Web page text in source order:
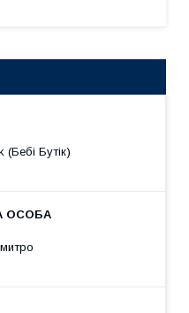
(Бебі Бутік)